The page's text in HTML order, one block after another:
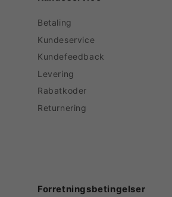
Betaling
Kundeservice
Kundefeedback
Levering
Rabatkoder
Returnering
Forretningsbetingelser